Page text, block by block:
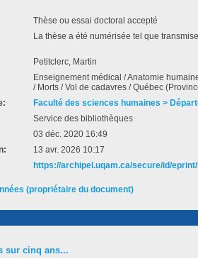
Thèse ou essai doctoral accepté
La thèse a été numérisée tel que
Petitclerc, Martin
Enseignement médical / Anatomie
/ Morts / Vol de cadavres / Québec
Faculté des sciences humaines >
Service des bibliothèques
03 déc. 2020 16:49
13 avr. 2026 10:17
https://archipel.uqam.ca/secure/id/
(propriétaire du document)
sur cinq ans...